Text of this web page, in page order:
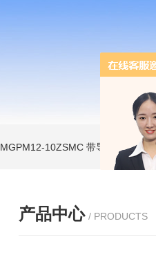
MGPM12-10ZSMC 带导杆薄型气缸
产品中心 / PRODUCTS